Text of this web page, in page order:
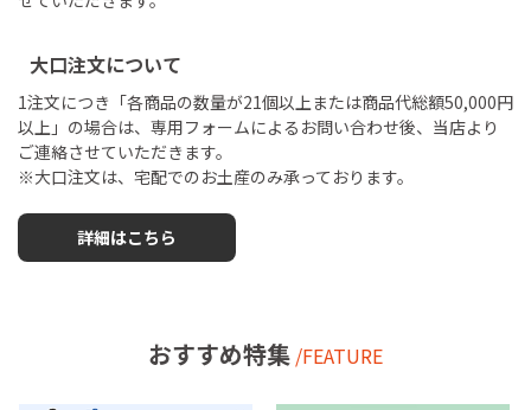
大口注文について
1注文につき「各商品の数量が21個以上または商品代総額50,000円
以上」の場合は、専用フォームによるお問い合わせ後、当店より
ご連絡させていただきます。
※大口注文は、宅配でのお土産のみ承っております。
詳細はこちら
おすすめ特集 /FEATURE